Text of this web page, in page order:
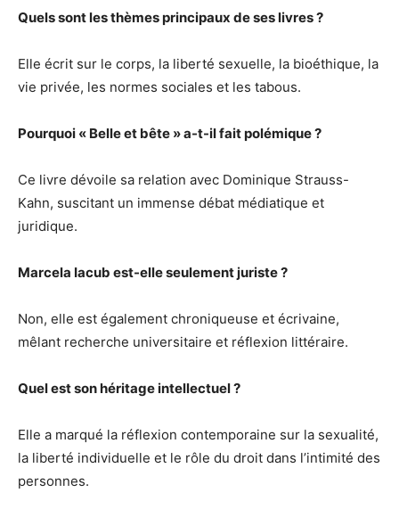
Quels sont les thèmes principaux de ses livres ?
Elle écrit sur le corps, la liberté sexuelle, la bioéthique, la
vie privée, les normes sociales et les tabous.
Pourquoi « Belle et bête » a-t-il fait polémique ?
Ce livre dévoile sa relation avec Dominique Strauss-
Kahn, suscitant un immense débat médiatique et
juridique.
Marcela Iacub est-elle seulement juriste ?
Non, elle est également chroniqueuse et écrivaine,
mêlant recherche universitaire et réflexion littéraire.
Quel est son héritage intellectuel ?
Elle a marqué la réflexion contemporaine sur la sexualité,
la liberté individuelle et le rôle du droit dans l’intimité des
personnes.